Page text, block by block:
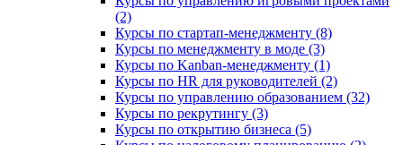
(2)
Курсы по стартап-менеджменту (8)
Курсы по менеджменту в моде (3)
Курсы по Kanban-менеджменту (1)
Курсы по HR для руководителей (2)
Курсы по управлению образованием (32)
Курсы по рекрутингу (3)
Курсы по открытию бизнеса (5)